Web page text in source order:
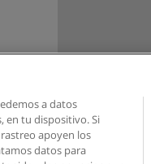
Reglas de uso
a datos
en tu dispositivo. Si
apoyen los
datos para